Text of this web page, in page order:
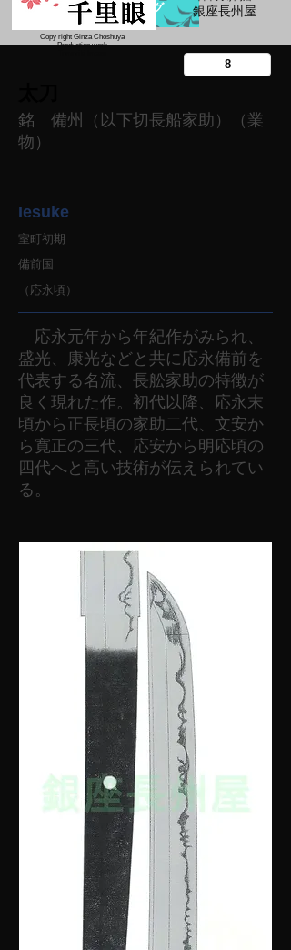
ブログ ​銀座長州屋
Copy right Ginza Choshuya
Production work
銘 備州（以下切長船家助）（業
物）
Iesuke
室町初期
備前国
（応永頃）
応永元年から年紀作がみられ、
盛光、康光などと共に応永備前を
代表する名流、長舩家助の特徴が
良く現れた作。初代以降、応永末
頃から正長頃の家助二代、文安か
ら寛正の三代、応安から明応頃の
四代へと高い技術が伝えられてい
る。